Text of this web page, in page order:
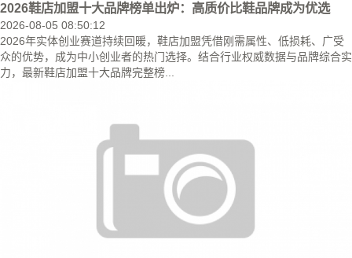
2026鞋店加盟十大品牌榜单出炉：高质价比鞋品牌成为优选
2026-08-05 08:50:12
2026年实体创业赛道持续回暖，鞋店加盟凭借刚需属性、低损耗、广受
众的优势，成为中小创业者的热门选择。结合行业权威数据与品牌综合实
力，最新鞋店加盟十大品牌完整榜...